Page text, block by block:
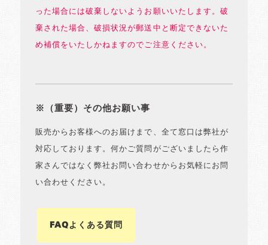
った場合には破棄しないようお願いいたします。破
棄された場合、破損状況が郵送中と断定できないた
め補償をいたしかねますのでご注意ください。
※（重要）その他お願い事
販売からお客様へのお届けまで、全て窓口は弊社が
対応しております。何かご質問がございましたら作
家さんではなく弊社お問い合わせからお気軽にお問
い合わせください。
FAQよくある質問